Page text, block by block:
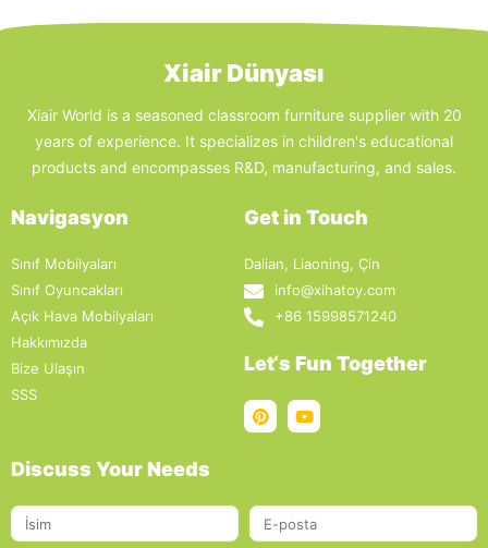
Xiair Dünyası
Xiair World is a seasoned classroom furniture supplier with 20
years of experience. It specializes in children's educational
products and encompasses R&D, manufacturing, and sales.
Navigasyon
Sınıf Mobilyaları
Sınıf Oyuncakları
Açık Hava Mobilyaları
Hakkımızda
Bize Ulaşın
SSS
Get in Touch
Dalian, Liaoning, Çin
info@xihatoy.com
+86 15998571240
Let‘s Fun Together
Discuss Your Needs